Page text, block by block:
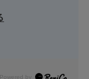
Powered by